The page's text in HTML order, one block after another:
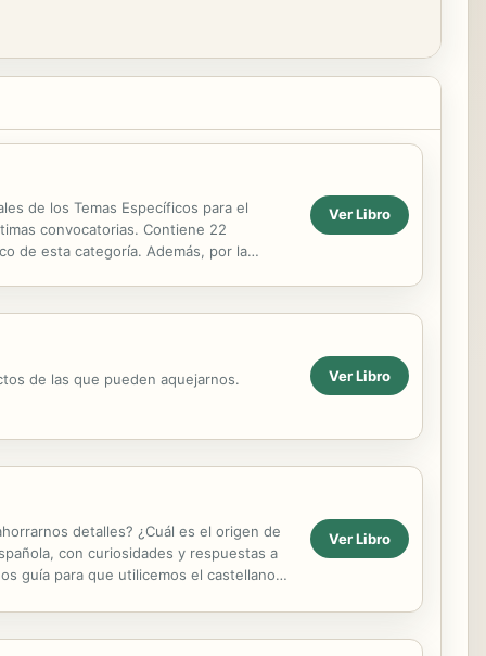
de los Temas Específicos para el
convocatorias. Contiene 22
de esta categoría. Además, por la
Ver Libro
de las que pueden aquejarnos. Ver Libro
detalles? ¿Cuál es el origen de
con curiosidades y respuestas a
guía para que utilicemos el castellano
Ver Libro